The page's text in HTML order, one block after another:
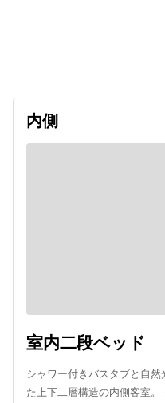
内側
室内二段ベッド
シャワー付きバスタブと自
た上下二層構造の内側客室